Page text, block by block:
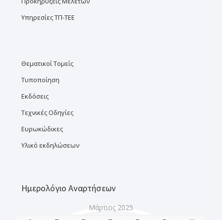
Υπηρεσίες ΤΠ-ΤΕΕ
Θεματικοί Τομείς
Τυποποίηση
Εκδόσεις
Τεχνικές Οδηγίες
Ευρωκώδικες
Υλικό εκδηλώσεων
Ημερολόγιο Αναρτήσεων
Μάρτιος 2025